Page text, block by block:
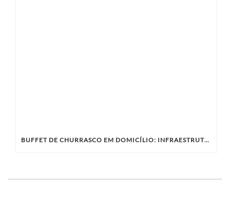
BUFFET DE CHURRASCO EM DOMICÍLIO: INFRAESTRUTURA NECESSÁRIA PARA EVENTOS COMERCIAIS, EMPRESARIAIS OU SOCIAIS